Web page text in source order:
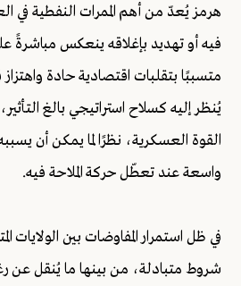
هرمز يُعدّ من أهم الممرات النفطية في
فيه أو تهديد بإغلاقه ينعكس مباشرةً
متسببًا بتقلبات اقتصادية حادة
يُنظر إليه كسلاح استراتيجي بالغ
القوة العسكرية، نظرًا لما يمكن أن
واسعة عند تعطّل حركة الملاحة فيه.
في ظل استمرار المفاوضات بين الولايات
شروط متبادلة، من بينها ما يُنقل عن